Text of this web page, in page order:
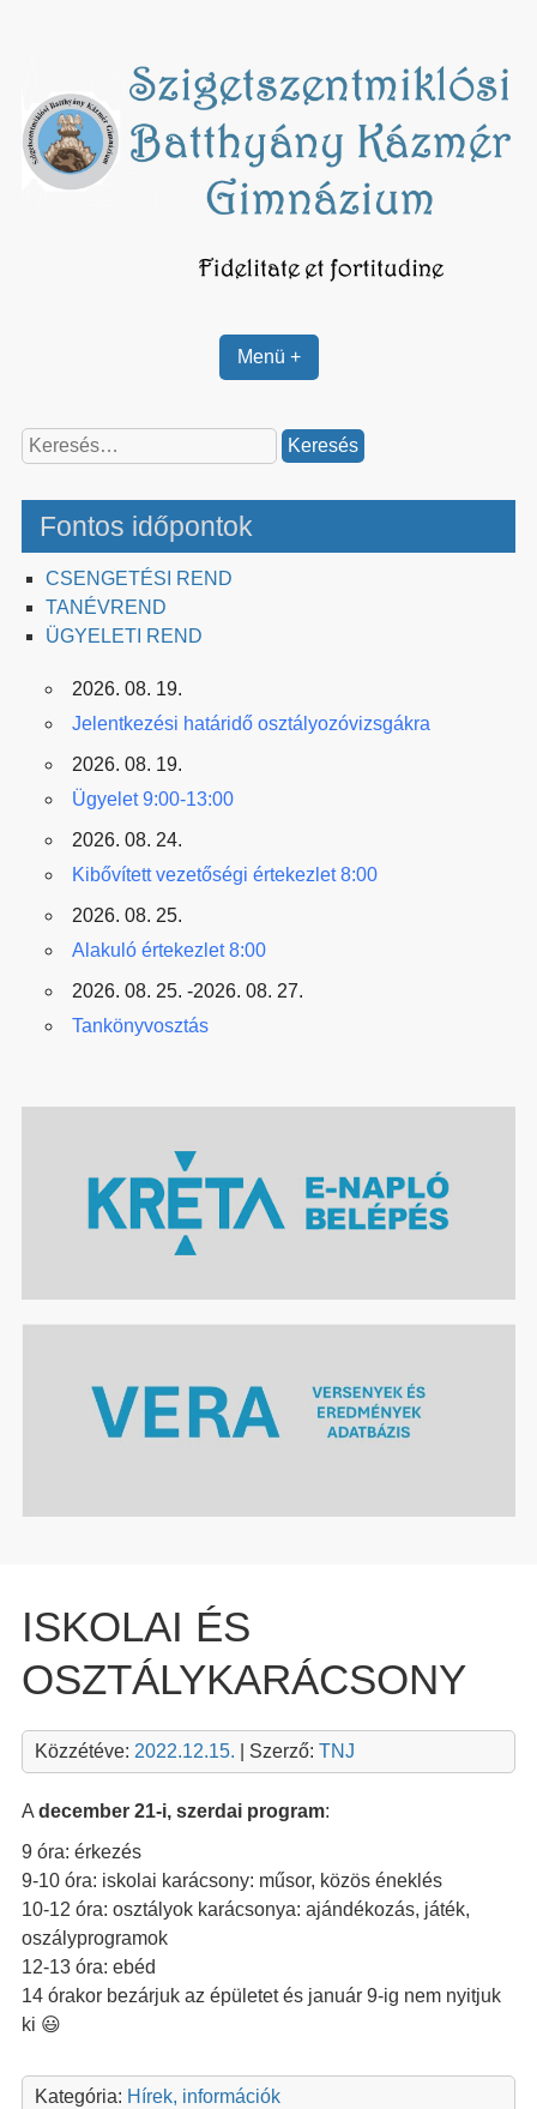
Menü +
Keresés:
Fontos időpontok
CSENGETÉSI REND
TANÉVREND
ÜGYELETI REND
2026. 08. 19.
Jelentkezési határidő osztályozóvizsgákra
2026. 08. 19.
Ügyelet 9:00-13:00
2026. 08. 24.
Kibővített vezetőségi értekezlet 8:00
2026. 08. 25.
Alakuló értekezlet 8:00
2026. 08. 25. -2026. 08. 27.
Tankönyvosztás
ISKOLAI ÉS
OSZTÁLYKARÁCSONY
Közzétéve: 2022.12.15. | Szerző: TNJ
A december 21-i, szerdai program:
9 óra: érkezés
9-10 óra: iskolai karácsony: műsor, közös éneklés
10-12 óra: osztályok karácsonya: ajándékozás, játék,
oszályprogramok
12-13 óra: ebéd
14 órakor bezárjuk az épületet és január 9-ig nem nyitjuk
ki 😃
Kategória: Hírek, információk